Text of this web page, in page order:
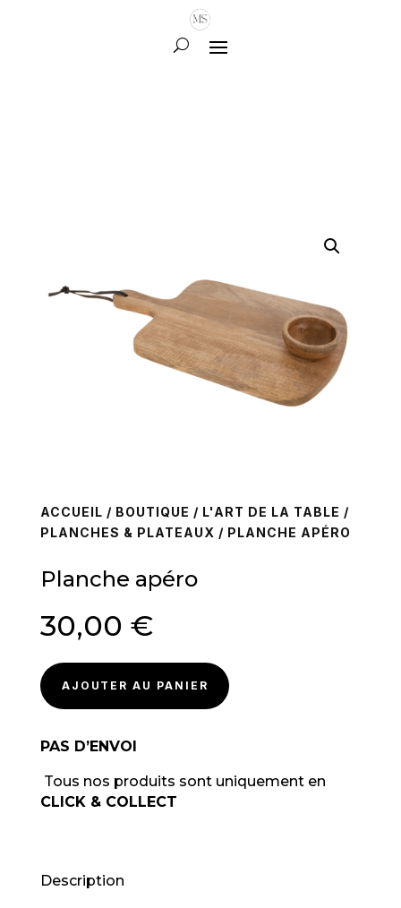
ACCUEIL / BOUTIQUE / L'ART DE LA TABLE /
PLANCHES & PLATEAUX / PLANCHE APÉRO
Planche apéro
30,00 €
AJOUTER AU PANIER
PAS D’ENVOI
Tous nos produits sont uniquement en
CLICK & COLLECT
Description